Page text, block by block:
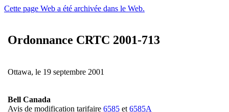
Cette page Web a été archivée dans le Web.
Ordonnance CRTC 2001-713
Ottawa, le 19 septembre 2001
Bell Canada
Avis de modification tarifaire 6585 et 6585A